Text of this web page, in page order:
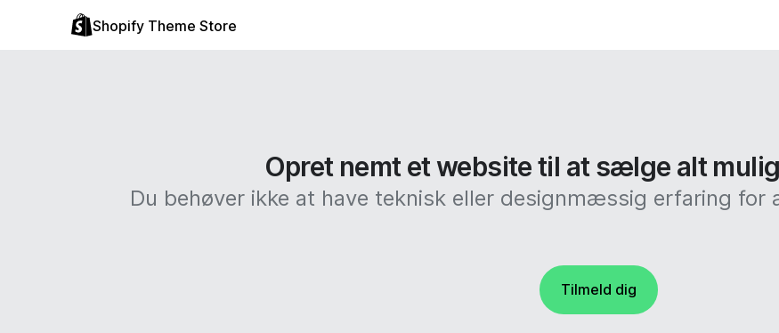
Shopify Theme Store
Opret nemt et website til at sælge alt
Du behøver ikke at have teknisk eller designmæssig erfaring for
Tilmeld dig